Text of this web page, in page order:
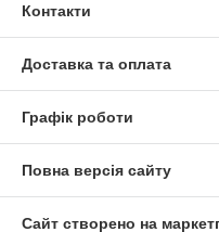
Контакти
Доставка та оплата
Графік роботи
Повна версія сайту
Сайт створено на